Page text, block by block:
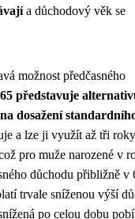
a důchodový věk se
možnost předčasného
představuje
dosažení
a lze ji využít až tři
pro muže narozené v
důchodu přibližně v
trvale sníženou výší
po celou dobu